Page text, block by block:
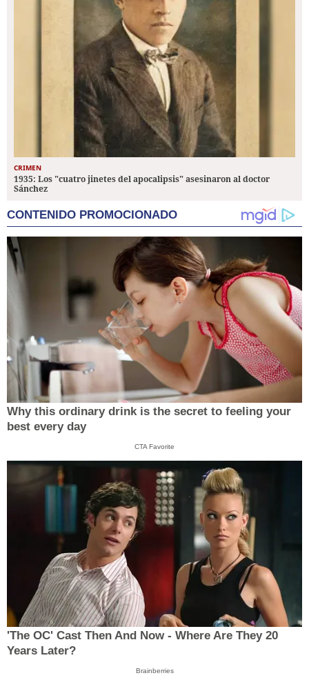
CRIMEN
1935: Los "cuatro jinetes del apocalipsis" asesinaron al doctor
Sánchez
CONTENIDO PROMOCIONADO
Why this ordinary drink is the secret to feeling your
best every day
CTA Favorite
'The OC' Cast Then And Now - Where Are They 20
Years Later?
Brainberries